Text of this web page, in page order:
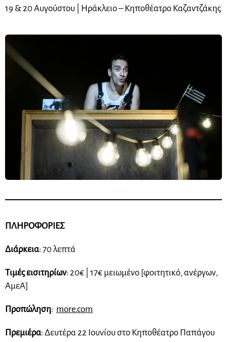
19 & 20 Αυγούστου | Ηράκλειο – Κηποθέατρο Καζαντζάκης
ΠΛΗΡΟΦΟΡΙΕΣ
Διάρκεια: 70 λεπτά
Τιμές εισιτηρίων: 20€ | 17€ μειωμένο [φοιτητικό, ανέργων,
ΑμεΑ]
Προπώληση: more.com
Πρεμιέρα: Δευτέρα 22 Ιουνίου στο Κηποθέατρο Παπάγου